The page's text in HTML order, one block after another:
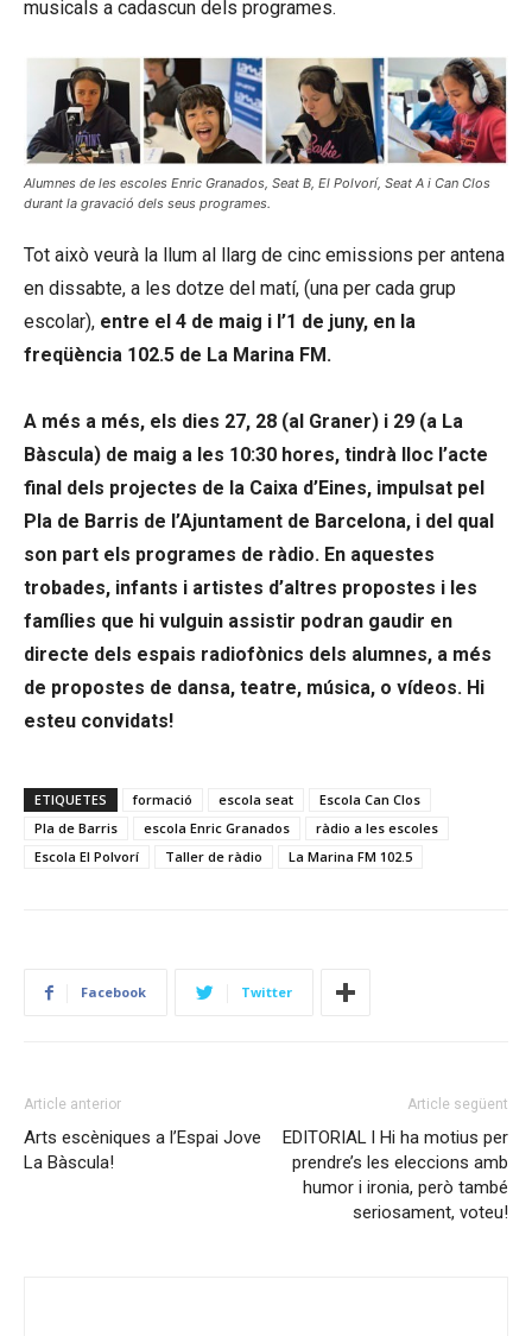
musicals a cadascun dels programes.
Alumnes de les escoles Enric Granados, Seat B, El Polvorí, Seat A i Can Clos
durant la gravació dels seus programes.
Tot això veurà la llum al llarg de cinc emissions per antena
en dissabte, a les dotze del matí, (una per cada grup
escolar), entre el 4 de maig i l’1 de juny, en la
freqüència 102.5 de La Marina FM.
A més a més, els dies 27, 28 (al Graner) i 29 (a La
Bàscula) de maig a les 10:30 hores, tindrà lloc l’acte
final dels projectes de la Caixa d’Eines, impulsat pel
Pla de Barris de l’Ajuntament de Barcelona, i del qual
son part els programes de ràdio. En aquestes
trobades, infants i artistes d’altres propostes i les
famílies que hi vulguin assistir podran gaudir en
directe dels espais radiofònics dels alumnes, a més
de propostes de dansa, teatre, música, o vídeos. Hi
esteu convidats!
ETIQUETES formació escola seat
Escola Can Clos
Pla de Barris
escola Enric Granados
ràdio a les escoles
Escola El Polvorí
Taller de ràdio La Marina FM 102.5
Facebook Twitter
Article anterior
Arts escèniques a l’Espai Jove
La Bàscula!
Article següent
EDITORIAL l Hi ha motius per
prendre’s les eleccions amb
humor i ironia, però també
seriosament, voteu!